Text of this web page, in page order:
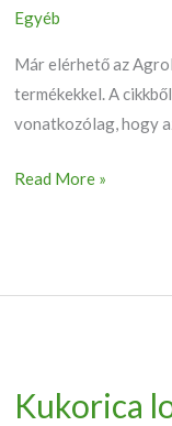
Egyéb
Már elérhető az
termékekkel. A
vonatkozólag, hogy
hiánytünetek
kezelésére
az
AgroNapló
Read More »
Kukorica
Kukorica